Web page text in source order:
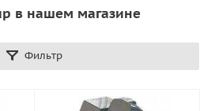
в нашем магазине
Фильтр